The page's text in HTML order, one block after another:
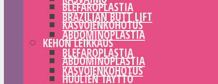
BLEFAROPLASTIA
KASVOJENKOHOTUS
KEHON LEIKKAUS
ABDOMINOPLASTIA
HUULIEN TÄYTTÖ
BRAZILIAN BUTT LIFT
ABDOMINOPLASTIA
BLEFAROPLASTIA
KASVOJENKOHOTUS